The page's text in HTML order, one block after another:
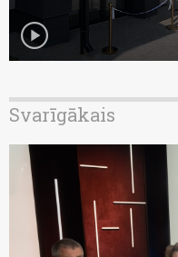
play_circle
Svarīgākais